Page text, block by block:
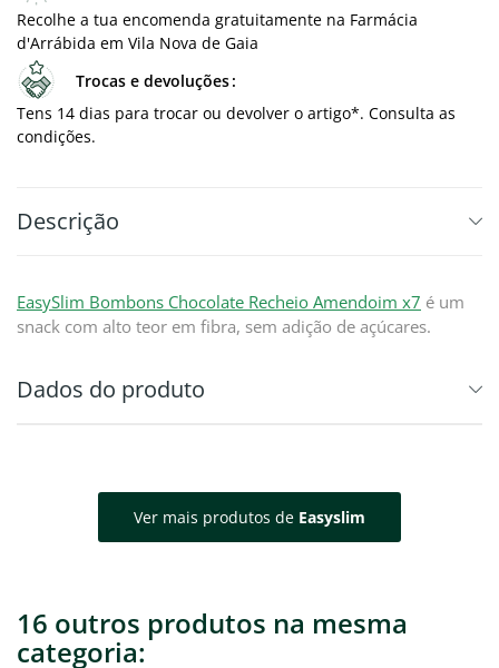
Recolhe a tua encomenda gratuitamente na Farmácia
d'Arrábida em Vila Nova de Gaia
Trocas e devoluções
Tens 14 dias para trocar ou devolver o artigo*. Consulta as
condições.
Descrição
EasySlim Bombons Chocolate Recheio Amendoim x7 é um
snack com alto teor em fibra, sem adição de açúcares.
Dados do produto
Ver mais produtos de Easyslim
16 outros produtos na mesma
categoria: